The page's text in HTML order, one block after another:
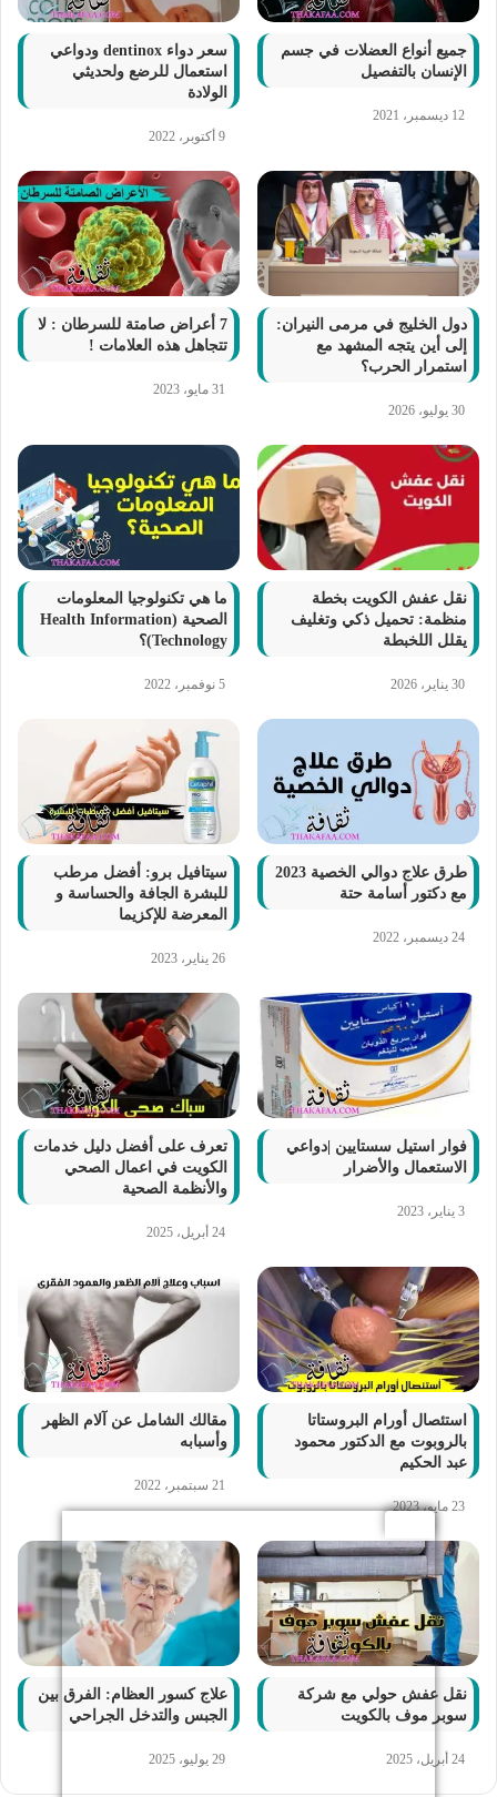
جميع أنواع العضلات في جسم
الإنسان بالتفصيل
12 ديسمبر، 2021
سعر دواء dentinox ودواعي
استعمال للرضع ولحديثي
الولادة
9 أكتوبر، 2022
دول الخليج في مرمى النيران:
إلى أين يتجه المشهد مع
استمرار الحرب؟
30 يوليو، 2026
7 أعراض صامتة للسرطان : لا
تتجاهل هذه العلامات !
31 مايو، 2023
نقل عفش الكويت بخطة
منظمة: تحميل ذكي وتغليف
يقلل اللخبطة
30 يناير، 2026
ما هي تكنولوجيا المعلومات
الصحية (Health Information
Technology)؟
5 نوفمبر، 2022
طرق علاج دوالي الخصية 2023
مع دكتور أسامة حتة
24 ديسمبر، 2022
سيتافيل برو: أفضل مرطب
للبشرة الجافة والحساسة و
المعرضة للإكزيما
26 يناير، 2023
فوار استيل سستايين |دواعي
الاستعمال والأضرار
3 يناير، 2023
تعرف على أفضل دليل خدمات
الكويت في اعمال الصحي
والأنظمة الصحية
24 أبريل، 2025
استئصال أورام البروستاتا
بالروبوت مع الدكتور محمود
عبد الحكيم
23 مايو، 2023
مقالك الشامل عن آلام الظهر
وأسبابه
21 سبتمبر، 2022
نقل عفش حولي مع شركة
سوبر موف بالكويت
24 أبريل، 2025
علاج كسور العظام: الفرق بين
الجبس والتدخل الجراحي
29 يوليو، 2025